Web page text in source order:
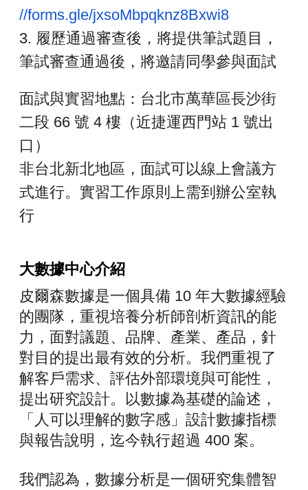
//forms.gle/jxsoMbpqknz8Bxwi8
3. 履歷通過審查後，將提供筆試題目，
筆試審查通過後， 將邀請同學參與面試
面試與實習地點：台北市萬華區長沙街
二段 66 號 4 樓（近捷運西門站 1 號出
口）
非台北新北地區，面試可以線上會議方
式進行。 實習工作原則上需到辦公室執
行
大數據中心介紹
皮爾森數據是一個具備 10 年大數據經驗
的團隊，重視培養分析師剖析資訊的能
力，面對議題、 品牌、產業、產品，針
對目的提出最有效的分析。 我們重視了
解客戶需求、評估外部環境與可能性，
提出研究設計。
以數據為基礎的論述，
「人可以理解的數字感」 設計數據指標
與報告說明，迄今執行超過 400 案。
我們認為，數據分析是一個研究集體智